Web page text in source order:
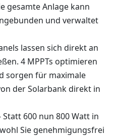
gesamte Anlage kann
und verwaltet
lassen sich direkt an
4 MPPTs optimieren
sorgen für maximale
der Solarbank direkt in
600 nun 800 Watt in
Sie genehmigungsfrei